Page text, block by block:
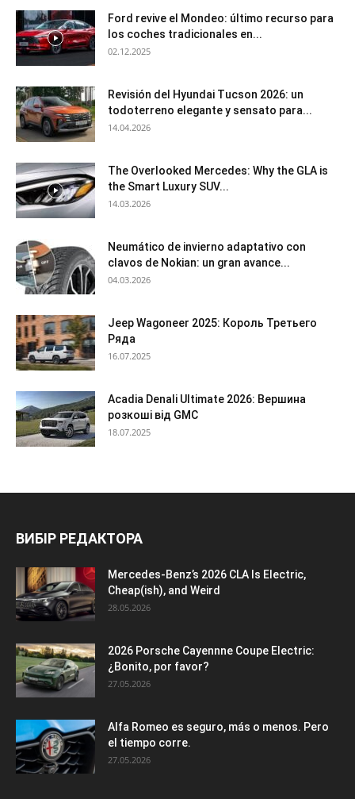
Ford revive el Mondeo: último recurso para
los coches tradicionales en...
02.12.2025
Revisión del Hyundai Tucson 2026: un
todoterreno elegante y sensato para...
14.04.2026
The Overlooked Mercedes: Why the GLA is
the Smart Luxury SUV...
14.03.2026
Neumático de invierno adaptativo con
clavos de Nokian: un gran avance...
04.03.2026
Jeep Wagoneer 2025: Король Третьего
Ряда
16.07.2025
Acadia Denali Ultimate 2026: Вершина
розкоші від GMC
18.07.2025
ВИБІР РЕДАКТОРА
Mercedes-Benz’s 2026 CLA Is Electric,
Cheap(ish), and Weird
28.05.2026
2026 Porsche Cayennne Coupe Electric:
¿Bonito, por favor?
27.05.2026
Alfa Romeo es seguro, más o menos. Pero
el tiempo corre.
27.05.2026